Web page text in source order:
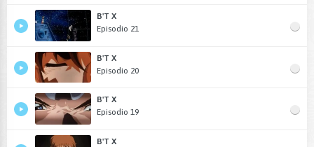
B'T X
Episodio 21
B'T X
Episodio 20
B'T X
Episodio 19
B'T X